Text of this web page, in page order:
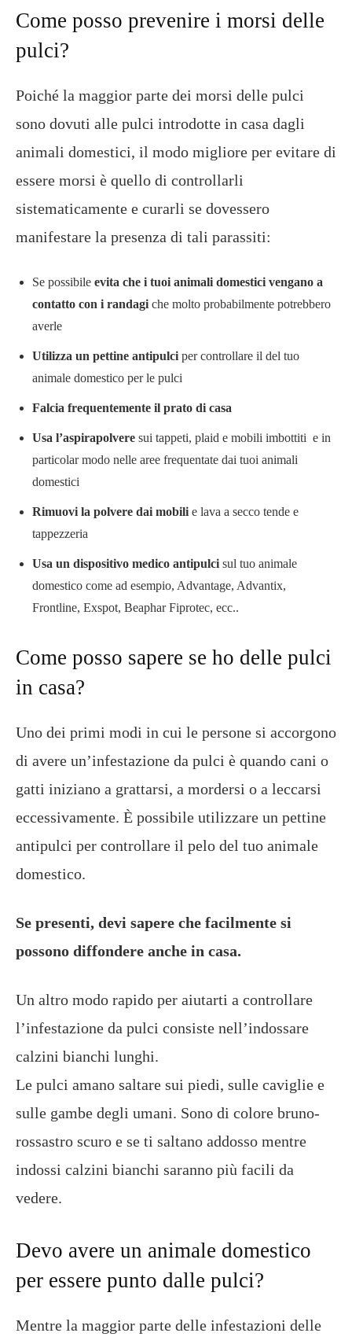
Come posso prevenire i morsi delle
pulci?
Poiché la maggior parte dei morsi delle pulci
sono dovuti alle pulci introdotte in casa dagli
animali domestici, il modo migliore per evitare di
essere morsi è quello di controllarli
sistematicamente e curarli se dovessero
manifestare la presenza di tali parassiti:
Se possibile evita che i tuoi animali domestici vengano a
contatto con i randagi che molto probabilmente potrebbero
averle
Utilizza un pettine antipulci per controllare il del tuo
animale domestico per le pulci
Falcia frequentemente il prato di casa
Usa l’aspirapolvere sui tappeti, plaid e mobili imbottiti e in
particolar modo nelle aree frequentate dai tuoi animali
domestici
Rimuovi la polvere dai mobili e lava a secco tende e
tappezzeria
Usa un dispositivo medico antipulci sul tuo animale
domestico come ad esempio, Advantage, Advantix,
Frontline, Exspot, Beaphar Fiprotec, ecc..
Come posso sapere se ho delle pulci
in casa?
Uno dei primi modi in cui le persone si accorgono
di avere un’infestazione da pulci è quando cani o
gatti iniziano a grattarsi, a mordersi o a leccarsi
eccessivamente. È possibile utilizzare un pettine
antipulci per controllare il pelo del tuo animale
domestico.
Se presenti, devi sapere che facilmente si
possono diffondere anche in casa.
Un altro modo rapido per aiutarti a controllare
l’infestazione da pulci consiste nell’indossare
calzini bianchi lunghi.
Le pulci amano saltare sui piedi, sulle caviglie e
sulle gambe degli umani. Sono di colore bruno-
rossastro scuro e se ti saltano addosso mentre
indossi calzini bianchi saranno più facili da
vedere.
Devo avere un animale domestico
per essere punto dalle pulci?
Mentre la maggior parte delle infestazioni delle